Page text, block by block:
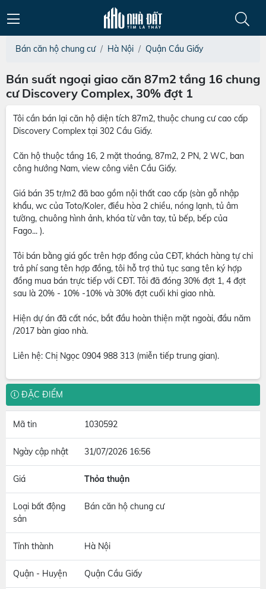
Bán căn hộ chung cư Hà Nội Quận Cầu Giấy
Bán suất ngoại giao căn 87m2 tầng 16 chung
cư Discovery Complex, 30% đợt 1
Tôi cần bán lại căn hộ diện tích 87m2, thuộc chung cư cao cấp
Discovery Complex tại 302 Cầu Giấy.
Căn hộ thuộc tầng 16, 2 mặt thoáng, 87m2, 2 PN, 2 WC, ban
công hướng Nam, view công viên Cầu Giấy.
Giá bán 35 tr/m2 đã bao gồm nội thất cao cấp (sàn gỗ nhập
khẩu, wc của Toto/Koler, điều hòa 2 chiều, nóng lạnh, tủ âm
tường, chuông hình ảnh, khóa từ vân tay, tủ bếp, bếp của
Fago... ).
Tôi bán bằng giá gốc trên hợp đồng của CĐT, khách hàng tự chi
trả phí sang tên hợp đồng, tôi hỗ trợ thủ tục sang tên ký hợp
đồng mua bán trực tiếp với CĐT. Tôi đã đóng 30% đợt 1, 4 đợt
sau là 20% - 10% -10% và 30% đợt cuối khi giao nhà.
Hiện dự án đã cất nóc, bắt đầu hoàn thiện mặt ngoài, đầu năm
/2017 bàn giao nhà.
Liên hệ: Chị Ngọc 0904 988 313 (miễn tiếp trung gian).
ĐẶC ĐIỂM
Mã tin 1030592
Ngày cập nhật 31/07/2026 16:56
Giá Thỏa thuận
Loại bất động
sản
Bán căn hộ chung cư
Tỉnh thành Hà Nội
Quận - Huyện Quận Cầu Giấy